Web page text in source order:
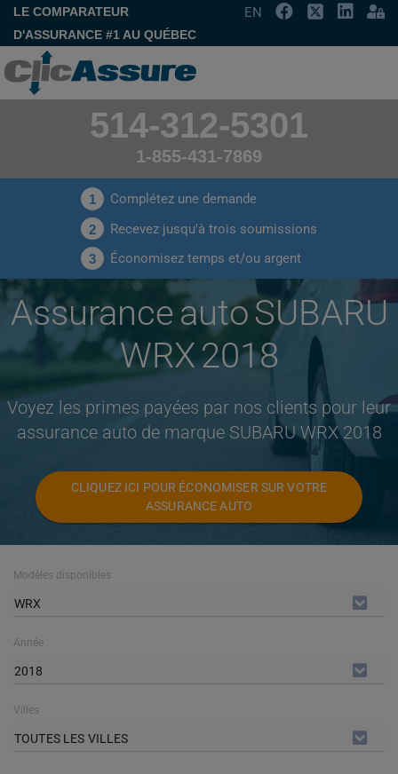
LE COMPARATEUR
D'ASSURANCE #1 AU QUÉBEC
EN
514-312-5301
1-855-431-7869
1 Complétez une demande
2 Recevez jusqu'à trois soumissions
3 Économisez temps et/ou argent
Assurance auto SUBARU
WRX 2018
Voyez les primes payées par nos clients pour leur
assurance auto de marque SUBARU WRX 2018
CLIQUEZ ICI POUR ÉCONOMISER SUR VOTRE
ASSURANCE AUTO
Modèles disponibles
WRX
Année
2018
Villes
TOUTES LES VILLES